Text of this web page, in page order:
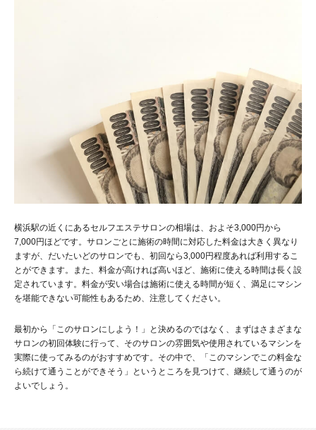
横浜駅の近くにあるセルフエステサロンの相場は、およそ3,000円から
7,000円ほどです。サロンごとに施術の時間に対応した料金は大きく異なり
ますが、だいたいどのサロンでも、初回なら3,000円程度あれば利用するこ
とができます。また、料金が高ければ高いほど、施術に使える時間は長く設
定されています。料金が安い場合は施術に使える時間が短く、満足にマシン
を堪能できない可能性もあるため、注意してください。
最初から「このサロンにしよう！」と決めるのではなく、まずはさまざまな
サロンの初回体験に行って、そのサロンの雰囲気や使用されているマシンを
実際に使ってみるのがおすすめです。その中で、「このマシンでこの料金な
ら続けて通うことができそう」というところを見つけて、継続して通うのが
よいでしょう。